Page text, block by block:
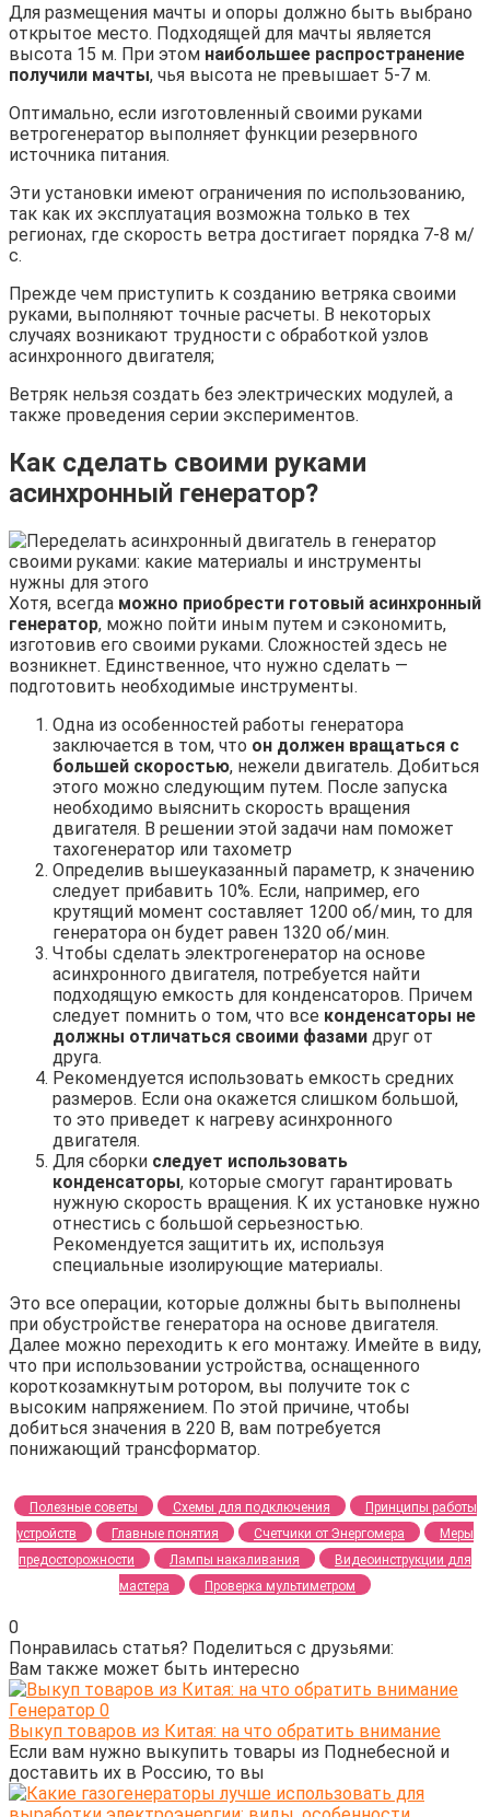
Для размещения мачты и опоры должно быть выбрано
открытое место. Подходящей для мачты является
высота 15 м. При этом наибольшее распространение
получили мачты, чья высота не превышает 5-7 м.
Оптимально, если изготовленный своими руками
ветрогенератор выполняет функции резервного
источника питания.
Эти установки имеют ограничения по использованию,
так как их эксплуатация возможна только в тех
регионах, где скорость ветра достигает порядка 7-8 м/
с.
Прежде чем приступить к созданию ветряка своими
руками, выполняют точные расчеты. В некоторых
случаях возникают трудности с обработкой узлов
асинхронного двигателя;
Ветряк нельзя создать без электрических модулей, а
также проведения серии экспериментов.
Как сделать своими руками
асинхронный генератор?
Хотя, всегда можно приобрести готовый асинхронный
генератор, можно пойти иным путем и сэкономить,
изготовив его своими руками. Сложностей здесь не
возникнет. Единственное, что нужно сделать —
подготовить необходимые инструменты.
Одна из особенностей работы генератора
заключается в том, что он должен вращаться с
большей скоростью, нежели двигатель. Добиться
этого можно следующим путем. После запуска
необходимо выяснить скорость вращения
двигателя. В решении этой задачи нам поможет
тахогенератор или тахометр
Определив вышеуказанный параметр, к значению
следует прибавить 10%. Если, например, его
крутящий момент составляет 1200 об/мин, то для
генератора он будет равен 1320 об/мин.
Чтобы сделать электрогенератор на основе
асинхронного двигателя, потребуется найти
подходящую емкость для конденсаторов. Причем
следует помнить о том, что все конденсаторы не
должны отличаться своими фазами друг от
друга.
Рекомендуется использовать емкость средних
размеров. Если она окажется слишком большой,
то это приведет к нагреву асинхронного
двигателя.
Для сборки следует использовать
конденсаторы, которые смогут гарантировать
нужную скорость вращения. К их установке нужно
отнестись с большой серьезностью.
Рекомендуется защитить их, используя
специальные изолирующие материалы.
Это все операции, которые должны быть выполнены
при обустройстве генератора на основе двигателя.
Далее можно переходить к его монтажу. Имейте в виду,
что при использовании устройства, оснащенного
короткозамкнутым ротором, вы получите ток с
высоким напряжением. По этой причине, чтобы
добиться значения в 220 В, вам потребуется
понижающий трансформатор.
Полезные советы Схемы для подключения
Принципы работы
устройств
Главные понятия Счетчики от Энергомера
Меры
предосторожности
Лампы накаливания
Видеоинструкции для
мастера
Проверка мультиметром
0
Понравилась статья? Поделиться с друзьями:
Вам также может быть интересно
Генератор 0
Выкуп товаров из Китая: на что обратить внимание
Если вам нужно выкупить товары из Поднебесной и
доставить их в Россию, то вы